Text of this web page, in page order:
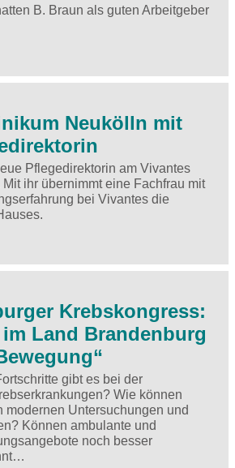
B. Braun als guten Arbeitgeber
Neukölln mit
Pflegedirektorin am Vivantes
ihr übernimmt eine Fachfrau mit
bei Vivantes die
Krebskongress:
Land Brandenburg
gibt es bei der
Wie können
modernen Untersuchungen und
Können ambulante und
noch besser